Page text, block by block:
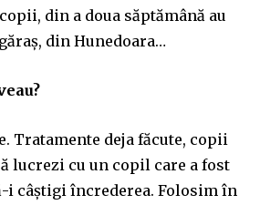
din a doua săptămână au
din Hunedoara…
Tratamente deja făcute, copii
lucrezi cu un copil care a fost
i câștigi încrederea. Folosim în